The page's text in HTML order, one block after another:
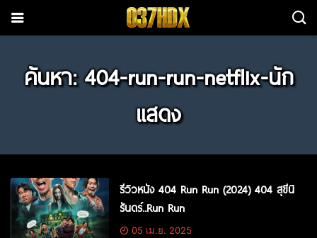
ค้นหา: 404-run-run-netflix-นัก
แสดง
รีวิวหนัง 404 Run Run (2024) 404 สุขีนิ
รันดร์..Run Run
05 เม.ย. 2025